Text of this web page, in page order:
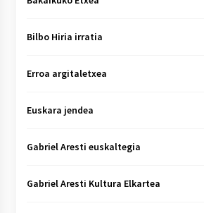
Bilbo Hiria irratia
Erroa argitaletxea
Euskara jendea
Gabriel Aresti euskaltegia
Gabriel Aresti Kultura Elkartea